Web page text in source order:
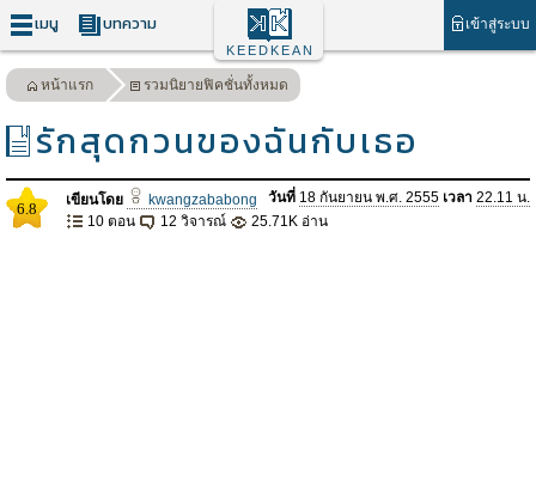
เมนู บทความ เข้าสู่ระบบ
KEEDKEAN
หน้าแรก รวมนิยายฟิคชั่นทั้งหมด
รักสุดกวนของฉันกับเธอ
6.8 เขียนโดย kwangzababong วันที่ 18 กันยายน พ.ศ. 2555 เวลา 22.11 น.
10 ตอน
12 วิจารณ์ 25.71K อ่าน